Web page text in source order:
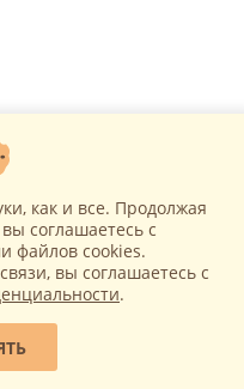
как и все. Продолжая
соглашаетесь c
файлов cookies.
вы соглашаетесь с
.